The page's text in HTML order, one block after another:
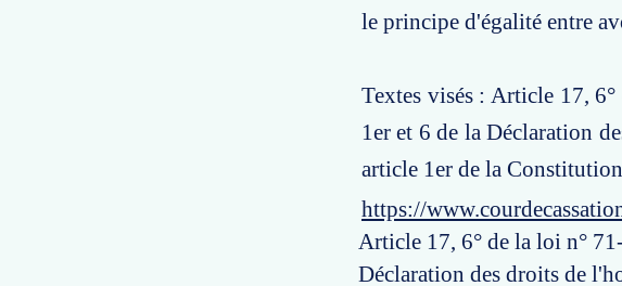
le principe d'égalité entre
Textes visés : Article 17,
1er et 6 de la Déclaration
article 1er de la
https://
Article 17, 6° de la loi n°
Déclaration des droits de